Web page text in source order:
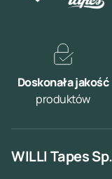
Doskonała jakość
produktów
WILLI Tapes